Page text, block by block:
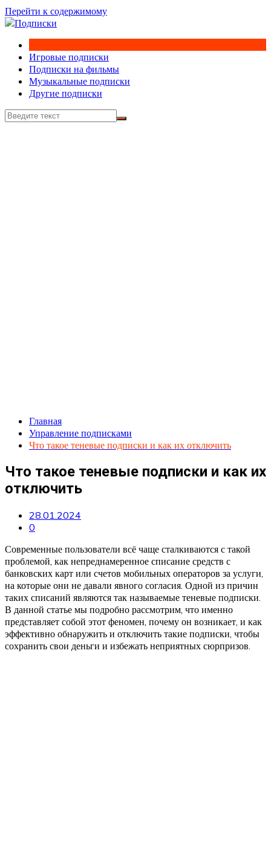
Перейти к содержимому
Игровые подписки
Подписки на фильмы
Музыкальные подписки
Другие подписки
Главная
Управление подписками
Что такое теневые подписки и как их отключить
Что такое теневые подписки и как их
отключить
28.01.2024
0
Современные пользователи всё чаще сталкиваются с такой
проблемой, как непреднамеренное списание средств с
банковских карт или счетов мобильных операторов за услуги,
на которые они не давали явного согласия. Одной из причин
таких списаний являются так называемые теневые подписки.
В данной статье мы подробно рассмотрим, что именно
представляет собой этот феномен, почему он возникает, и как
эффективно обнаружить и отключить такие подписки, чтобы
сохранить свои деньги и избежать неприятных сюрпризов.